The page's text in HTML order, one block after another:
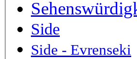
Side
Side - Evrenseki